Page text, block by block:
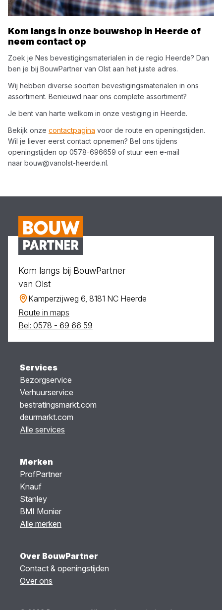
Kom langs in onze bouwshop in Heerde of
neem contact op
Zoek je Nes bevestigingsmaterialen in de regio Heerde? Dan
ben je bij BouwPartner van Olst aan het juiste adres.
Wij hebben diverse soorten bevestigingsmaterialen in ons
assortiment. Benieuwd naar ons complete assortiment?
Je bent van harte welkom in onze vestiging in Heerde.
Bekijk onze contactpagina voor de route en openingstijden.
Wil je liever eerst contact opnemen? Bel ons tijdens
openingstijden op 0578-696659 of stuur een e-mail
naar bouw@vanolst-heerde.nl.
Kom langs bij BouwPartner
van Olst
Kamperzijweg 6, 8181 NC Heerde
Route in maps
Bel: 0578 - 69 66 59
Services
Bezorgservice
Verhuurservice
bestratingsmarkt.com
deurmarkt.com
Alle services
Merken
ProfPartner
Knauf
Stanley
BMI Monier
Alle merken
Over BouwPartner
Contact & openingstijden
Over ons